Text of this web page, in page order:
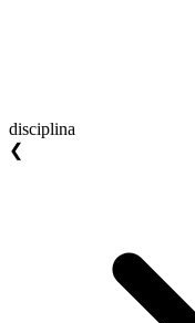
disciplina
❮